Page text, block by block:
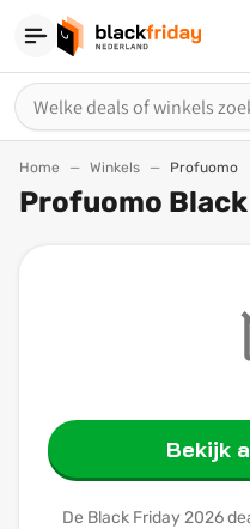
Home Winkels Profuomo
Profuomo
Bekijk
De Black Friday 2026